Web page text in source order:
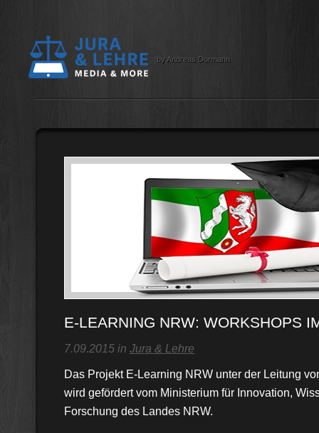
by Andreas Dormann
E-LEARNING NRW: WORKSHOPS
7.09.2015 in Jura & Lehre
Das Projekt E-Learning NRW unter der Leitung
wird gefördert vom Ministerium für Innovation,
Forschung des Landes NRW.